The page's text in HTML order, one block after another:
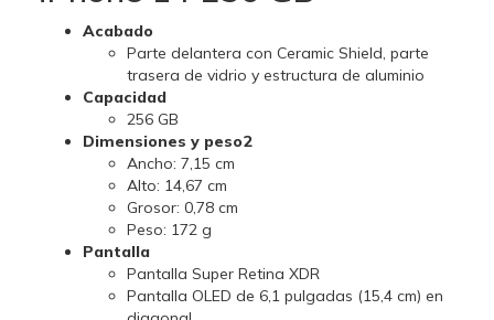
Acabado
Parte delantera con Ceramic Shield, parte
trasera de vidrio y estructura de aluminio
Capacidad
256 GB
Dimensiones y peso2
Ancho: 7,15 cm
Alto: 14,67 cm
Grosor: 0,78 cm
Peso: 172 g
Pantalla
Pantalla Super Retina XDR
Pantalla OLED de 6,1 pulgadas (15,4 cm) en